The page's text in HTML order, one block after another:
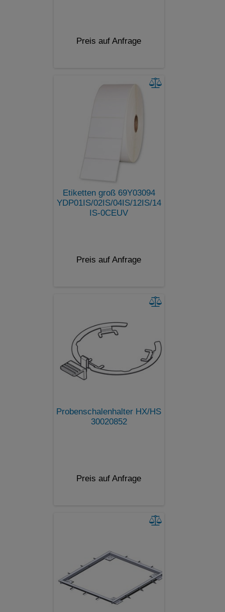
Preis auf Anfrage
Etiketten groß 69Y03094
YDP01IS/02IS/04IS/12IS/14
IS-0CEUV
Preis auf Anfrage
Probenschalenhalter HX/HS
30020852
Preis auf Anfrage